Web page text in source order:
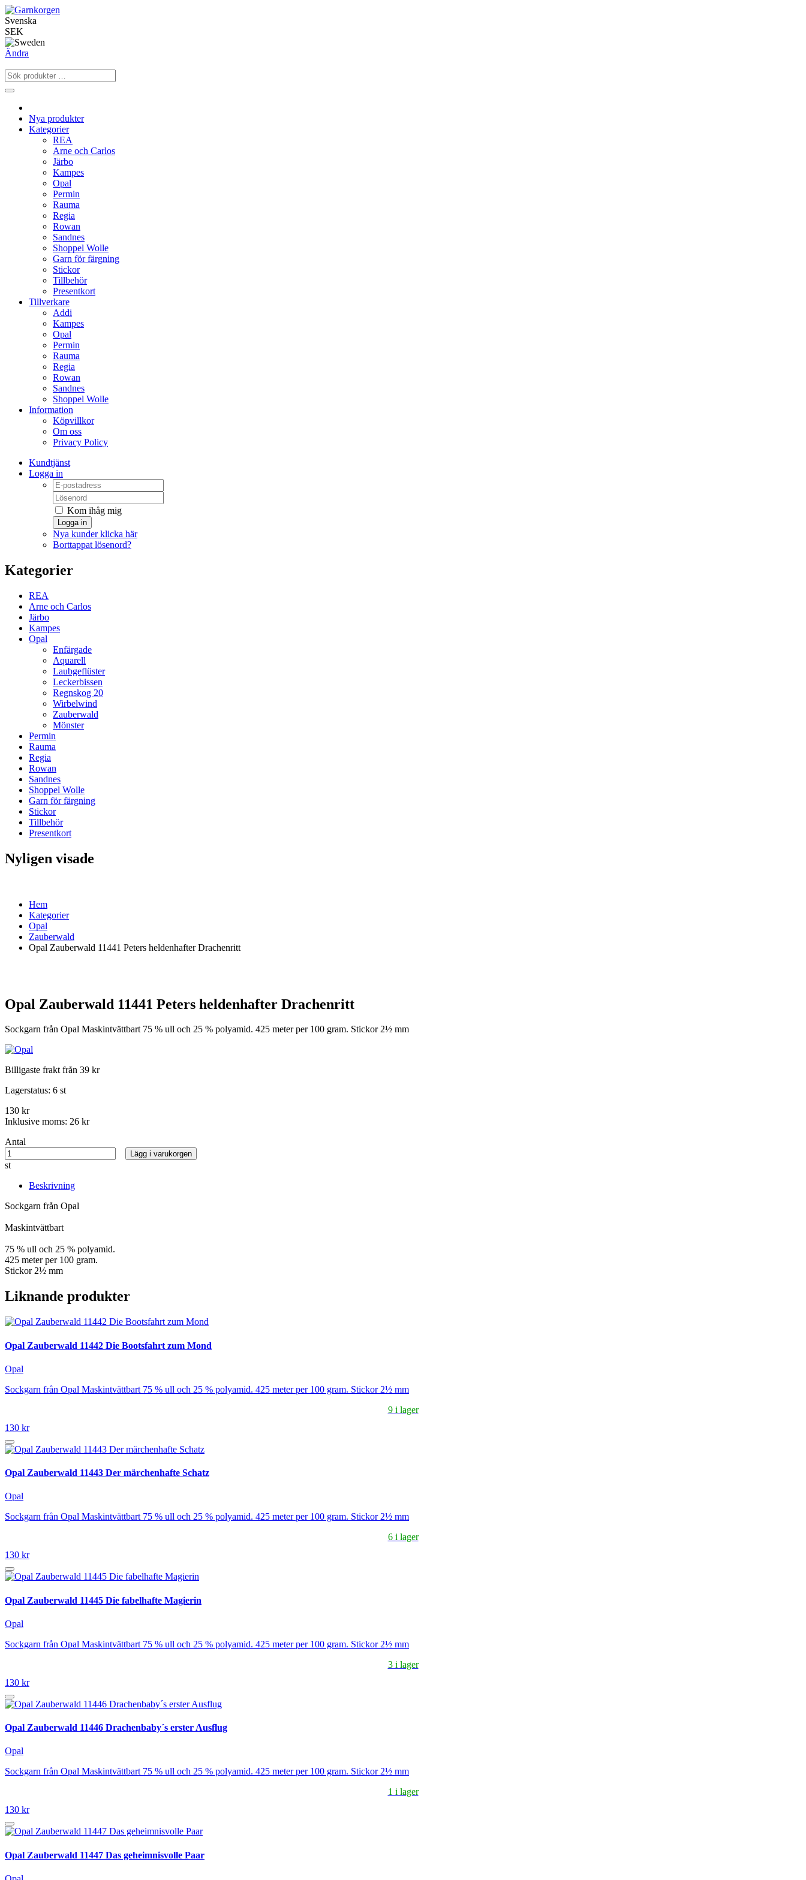
Svenska
SEK
Ändra
Nya produkter
Kategorier
REA
Arne och Carlos
Järbo
Kampes
Opal
Permin
Rauma
Regia
Rowan
Sandnes
Shoppel Wolle
Garn för färgning
Stickor
Tillbehör
Presentkort
Tillverkare
Addi
Kampes
Opal
Permin
Rauma
Regia
Rowan
Sandnes
Shoppel Wolle
Information
Köpvillkor
Om oss
Privacy Policy
Kundtjänst
Logga in
Kom ihåg mig
Logga in
Nya kunder klicka här
Borttappat lösenord?
Kategorier
REA
Arne och Carlos
Järbo
Kampes
Opal
Enfärgade
Aquarell
Laubgeflüster
Leckerbissen
Regnskog 20
Wirbelwind
Zauberwald
Mönster
Permin
Rauma
Regia
Rowan
Sandnes
Shoppel Wolle
Garn för färgning
Stickor
Tillbehör
Presentkort
Nyligen visade
Hem
Kategorier
Opal
Zauberwald
Opal Zauberwald 11441 Peters heldenhafter Drachenritt
Opal Zauberwald 11441 Peters heldenhafter Drachenritt
Sockgarn från Opal Maskintvättbart 75 % ull och 25 % polyamid. 425 meter per 100 gram. Stickor 2½ mm
Billigaste frakt från 39 kr
Lagerstatus: 6 st
130 kr
Inklusive moms: 26 kr
Antal
st
Lägg i varukorgen
Beskrivning
Sockgarn från Opal
Maskintvättbart
75 % ull och 25 % polyamid.
425 meter per 100 gram.
Stickor 2½ mm
Liknande produkter
Opal Zauberwald 11442 Die Bootsfahrt zum Mond
Opal
Sockgarn från Opal Maskintvättbart 75 % ull och 25 % polyamid. 425 meter per 100 gram. Stickor 2½ mm
9 i lager
130 kr
Opal Zauberwald 11443 Der märchenhafte Schatz
Opal
Sockgarn från Opal Maskintvättbart 75 % ull och 25 % polyamid. 425 meter per 100 gram. Stickor 2½ mm
6 i lager
130 kr
Opal Zauberwald 11445 Die fabelhafte Magierin
Opal
Sockgarn från Opal Maskintvättbart 75 % ull och 25 % polyamid. 425 meter per 100 gram. Stickor 2½ mm
3 i lager
130 kr
Opal Zauberwald 11446 Drachenbaby´s erster Ausflug
Opal
Sockgarn från Opal Maskintvättbart 75 % ull och 25 % polyamid. 425 meter per 100 gram. Stickor 2½ mm
1 i lager
130 kr
Opal Zauberwald 11447 Das geheimnisvolle Paar